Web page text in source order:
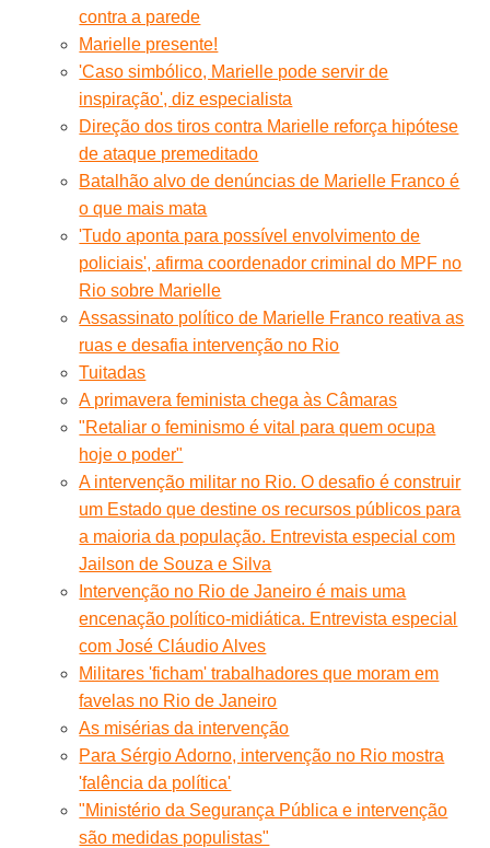
contra a parede
Marielle presente!
'Caso simbólico, Marielle pode servir de
inspiração', diz especialista
Direção dos tiros contra Marielle reforça hipótese
de ataque premeditado
Batalhão alvo de denúncias de Marielle Franco é
o que mais mata
'Tudo aponta para possível envolvimento de
policiais', afirma coordenador criminal do MPF no
Rio sobre Marielle
Assassinato político de Marielle Franco reativa as
ruas e desafia intervenção no Rio
Tuitadas
A primavera feminista chega às Câmaras
"Retaliar o feminismo é vital para quem ocupa
hoje o poder"
A intervenção militar no Rio. O desafio é construir
um Estado que destine os recursos públicos para
a maioria da população. Entrevista especial com
Jailson de Souza e Silva
Intervenção no Rio de Janeiro é mais uma
encenação político-midiática. Entrevista especial
com José Cláudio Alves
Militares 'ficham' trabalhadores que moram em
favelas no Rio de Janeiro
As misérias da intervenção
Para Sérgio Adorno, intervenção no Rio mostra
'falência da política'
"Ministério da Segurança Pública e intervenção
são medidas populistas"